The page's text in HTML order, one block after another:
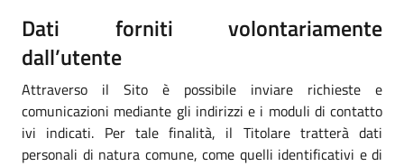
Dati forniti volontariamente
dall’utente
Attraverso il Sito è possibile inviare richieste e
comunicazioni mediante gli indirizzi e i moduli di contatto
ivi indicati. Per tale finalità, il Titolare tratterà dati
personali di natura comune, come quelli identificativi e di